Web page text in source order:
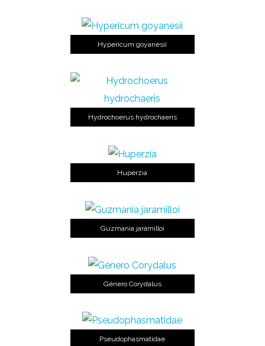
Hypericum goyanesii
Hydrochoerus hydrochaeris
Huperzia
Guzmania jaramilloi
Género Corydalus
Pseudophasmatidae